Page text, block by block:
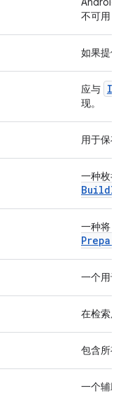
不可用
如果提
应与
现。
用于保
一种枚
Build
一种将
一个用
在检索
包含所有
一个辅